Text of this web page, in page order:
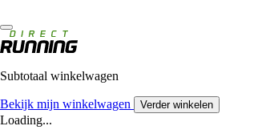
Subtotaal winkelwagen
Bekijk mijn winkelwagen Verder winkelen
Loading...